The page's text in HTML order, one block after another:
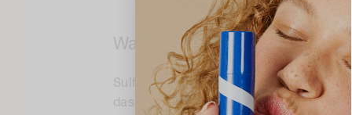
Warum Sulfate nicht gut für
Sulfate sind die Chemikalien und
das Gefühl von sauberem Haar zu